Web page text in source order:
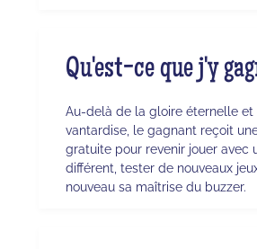
Qu'est-ce que j'y
Au-delà de la gloire éternelle et
vantardise, le gagnant reçoit
gratuite pour revenir jouer avec
différent, tester de nouveaux
nouveau sa maîtrise du buzzer.